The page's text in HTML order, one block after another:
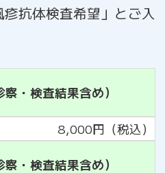
抗体検査希望」とご入
・検査結果含め）
8,000円（税込）
・検査結果含め）